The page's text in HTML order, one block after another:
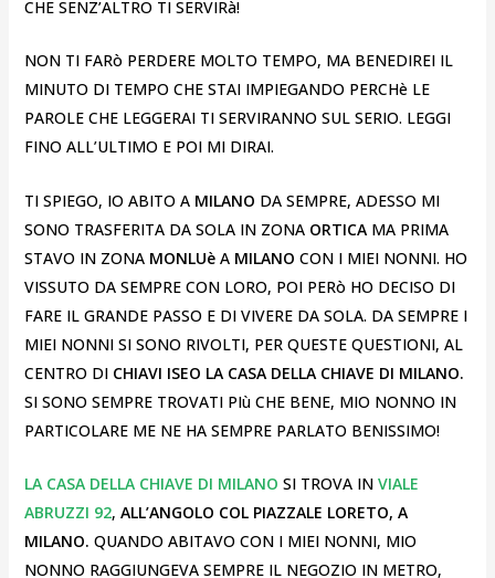
CHE SENZ’ALTRO TI SERVIRà!
NON TI FARò PERDERE MOLTO TEMPO, MA BENEDIREI IL
MINUTO DI TEMPO CHE STAI IMPIEGANDO PERCHè LE
PAROLE CHE LEGGERAI TI SERVIRANNO SUL SERIO. LEGGI
FINO ALL’ULTIMO E POI MI DIRAI.
TI SPIEGO, IO ABITO A MILANO DA SEMPRE, ADESSO MI
SONO TRASFERITA DA SOLA IN ZONA ORTICA MA PRIMA
STAVO IN ZONA MONLUè A MILANO CON I MIEI NONNI. HO
VISSUTO DA SEMPRE CON LORO, POI PERò HO DECISO DI
FARE IL GRANDE PASSO E DI VIVERE DA SOLA. DA SEMPRE I
MIEI NONNI SI SONO RIVOLTI, PER QUESTE QUESTIONI, AL
CENTRO DI CHIAVI ISEO LA CASA DELLA CHIAVE DI MILANO.
SI SONO SEMPRE TROVATI PIù CHE BENE, MIO NONNO IN
PARTICOLARE ME NE HA SEMPRE PARLATO BENISSIMO!
LA CASA DELLA CHIAVE DI MILANO SI TROVA IN VIALE
ABRUZZI 92, ALL’ANGOLO COL PIAZZALE LORETO, A
MILANO. QUANDO ABITAVO CON I MIEI NONNI, MIO
NONNO RAGGIUNGEVA SEMPRE IL NEGOZIO IN METRO,